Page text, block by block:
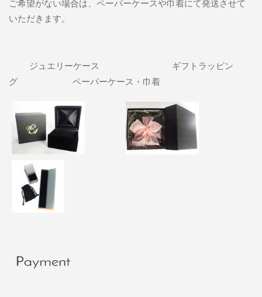
ご希望がない場合は、ペーパーケースや巾着にて発送させて
いただきます。
ジュエリーケース ギフトラッピン
グ
ペーパーケース・巾着